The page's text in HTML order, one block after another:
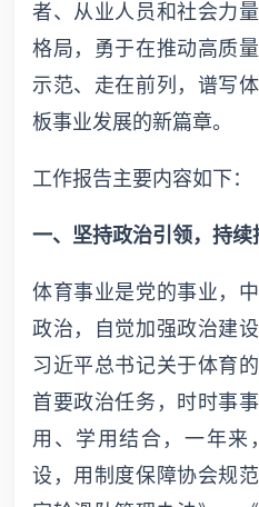
者、从业人员和社会力
格局，勇于在推动高质
示范、走在前列，谱写
板事业发展的新篇章。
工作报告主要内容如下：
一、坚持政治引领，持续
体育事业是党的事业，
政治，自觉加强政治建
习近平总书记关于体育
首要政治任务，时时事
用、学用结合，一年来
设，用制度保障协会规